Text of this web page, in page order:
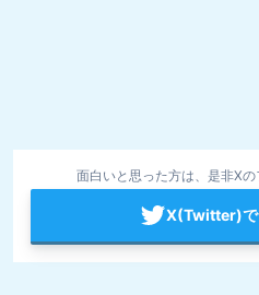
面白いと思った方は、是非X
X(Twitter)で